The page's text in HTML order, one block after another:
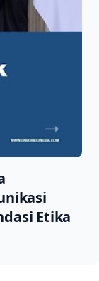
Etika